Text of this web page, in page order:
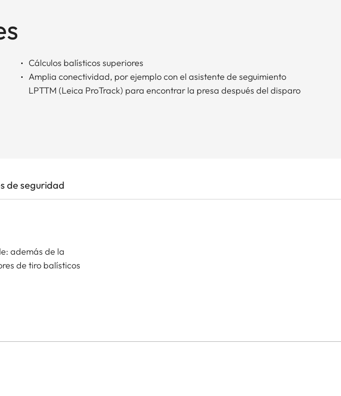
Cálculos balísticos superiores
Amplia conectividad, por ejemplo con el asistente de seguimiento
LPTTM (Leica ProTrack) para encontrar la presa después del disparo
de seguridad
además de la
de tiro balísticos
resulta más fácil de